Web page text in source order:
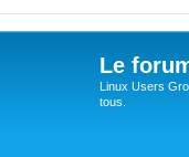
Le
Linux Users
tous.